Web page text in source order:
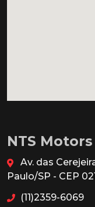
NTS Motors
Av. das
Paulo/SP - CEP
(11)2359-6069